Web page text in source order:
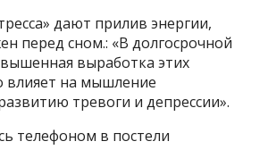
дают прилив энергии,
перед сном.: «В долгосрочной
выработка этих
влияет на мышление
тревоги и депрессии».
телефоном в постели